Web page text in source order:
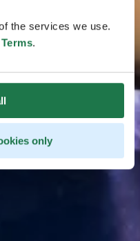
the services we use.
.
only